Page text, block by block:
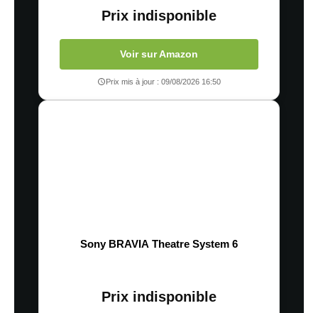
Prix indisponible
Voir sur Amazon
Prix mis à jour : 09/08/2026 16:50
Sony BRAVIA Theatre System 6
Prix indisponible